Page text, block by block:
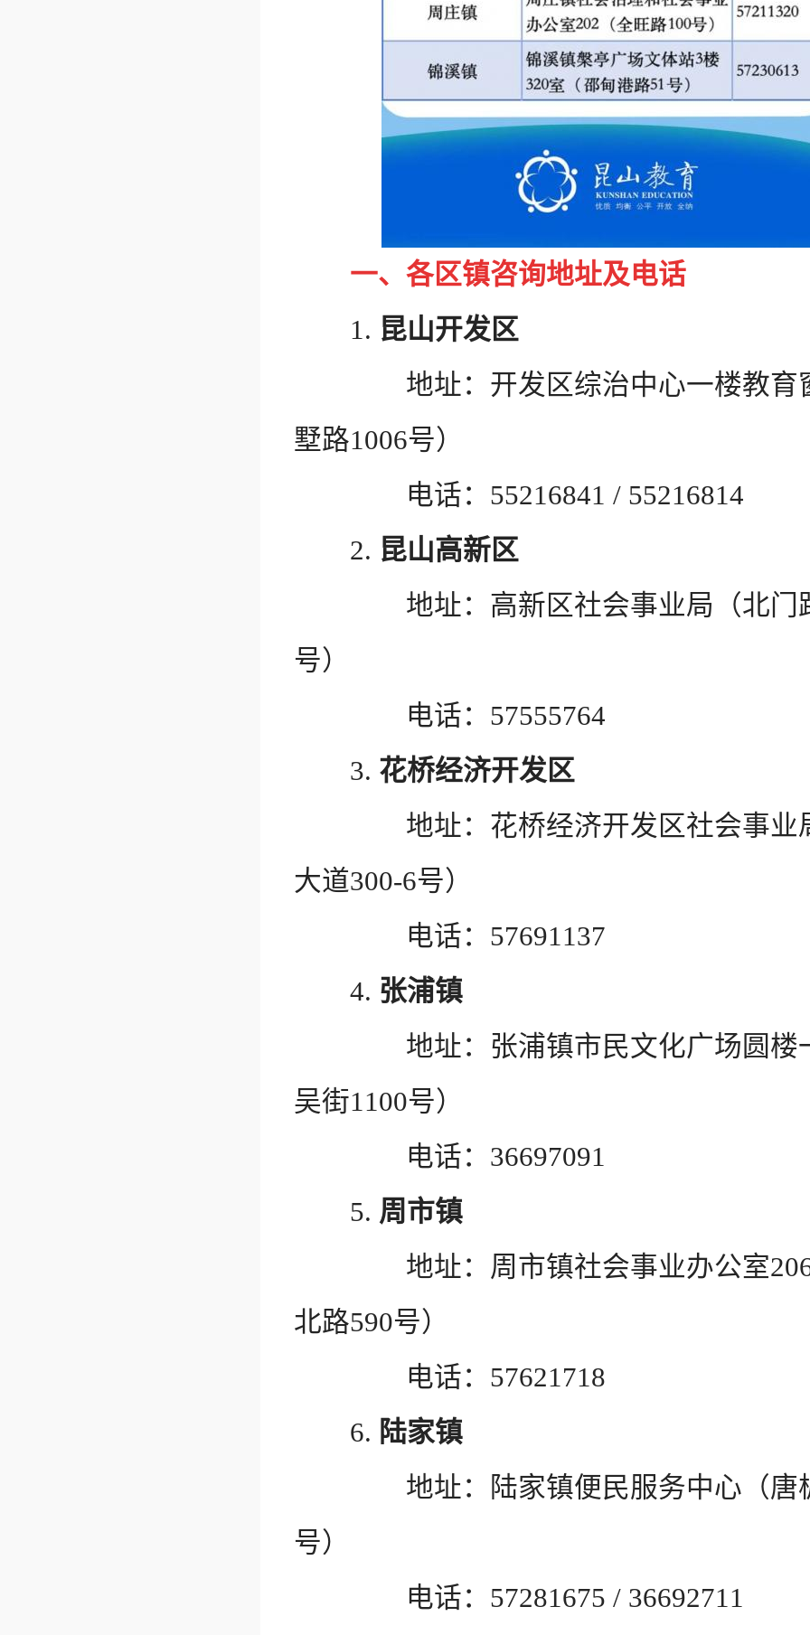
一、各区镇咨询地址及电话
1. 昆山开发区
地址：开发区综治中心一楼教育
墅路1006号）
电话：55216841 / 55216814
2. 昆山高新区
地址：高新区社会事业局（北门
号）
电话：57555764
3. 花桥经济开发区
地址：花桥经济开发区社会事业
大道300-6号）
电话：57691137
4. 张浦镇
地址：张浦镇市民文化广场圆楼
吴街1100号）
电话：36697091
5. 周市镇
地址：周市镇社会事业办公室206
北路590号）
电话：57621718
6. 陆家镇
地址：陆家镇便民服务中心（唐
号）
电话：57281675 / 36692711